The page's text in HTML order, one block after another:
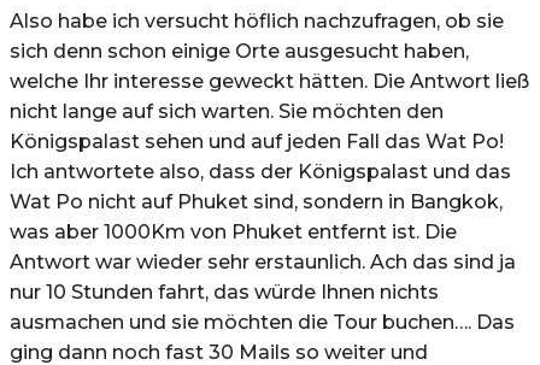
Also habe ich versucht höflich nachzufragen, ob sie
sich denn schon einige Orte ausgesucht haben,
welche Ihr interesse geweckt hätten. Die Antwort ließ
nicht lange auf sich warten. Sie möchten den
Königspalast sehen und auf jeden Fall das Wat Po!
Ich antwortete also, dass der Königspalast und das
Wat Po nicht auf Phuket sind, sondern in Bangkok,
was aber 1000Km von Phuket entfernt ist. Die
Antwort war wieder sehr erstaunlich. Ach das sind ja
nur 10 Stunden fahrt, das würde Ihnen nichts
ausmachen und sie möchten die Tour buchen…. Das
ging dann noch fast 30 Mails so weiter und